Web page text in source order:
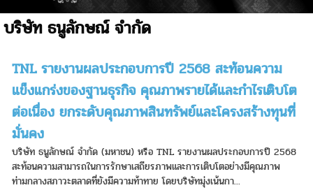
บริษัท ธนูลักษณ์ จำกัด
TNL รายงานผลประกอบการปี 2568 สะท้อนความ
แข็งแกร่งของฐานธุรกิจ คุณภาพรายได้และกำไรเติบโต
ต่อเนื่อง ยกระดับคุณภาพสินทรัพย์และโครงสร้างทุนที่
มั่นคง
บริษัท ธนูลักษณ์ จำกัด (มหาชน) หรือ TNL รายงานผลประกอบการปี 2568
สะท้อนความสามารถในการรักษาเสถียรภาพและการเติบโตอย่างมีคุณภาพ
ท่ามกลางสภาวะตลาดที่ยังมีความท้าทาย โดยบริษัทมุ่งเน้นกา...